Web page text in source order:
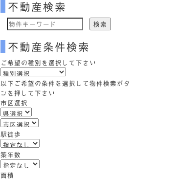
不動産検索
(キ
ー
ワ
ー
ド)
不動産条件検索
ご希望の種別を選択して下さい
以下ご希望の条件を選択して物件検索ボタ
ンを押して下さい
市区選択
駅徒歩
築年数
面積